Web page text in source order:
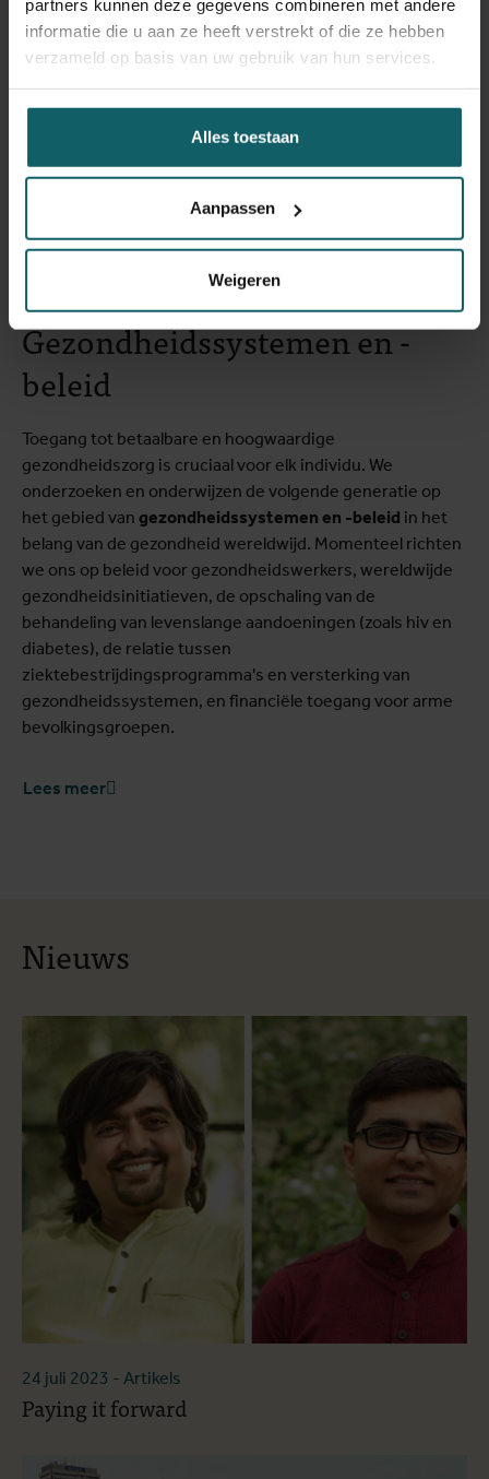
partners kunnen deze gegevens combineren met andere
informatie die u aan ze heeft verstrekt of die ze hebben
verzameld op basis van uw gebruik van hun services.
Alles toestaan
Aanpassen
Weigeren
Gezondheidssystemen en -
beleid
Toegang tot betaalbare en hoogwaardige
gezondheidszorg is cruciaal voor elk individu. We
onderzoeken en onderwijzen de volgende generatie op
het gebied van gezondheidssystemen en -beleid in het
belang van de gezondheid wereldwijd. Momenteel richten
we ons op beleid voor gezondheidswerkers, wereldwijde
gezondheidsinitiatieven, de opschaling van de
behandeling van levenslange aandoeningen (zoals hiv en
diabetes), de relatie tussen
ziektebestrijdingsprogramma's en versterking van
gezondheidssystemen, en financiële toegang voor arme
bevolkingsgroepen.
Lees meer
Nieuws
24 juli 2023 - Artikels
Paying it forward